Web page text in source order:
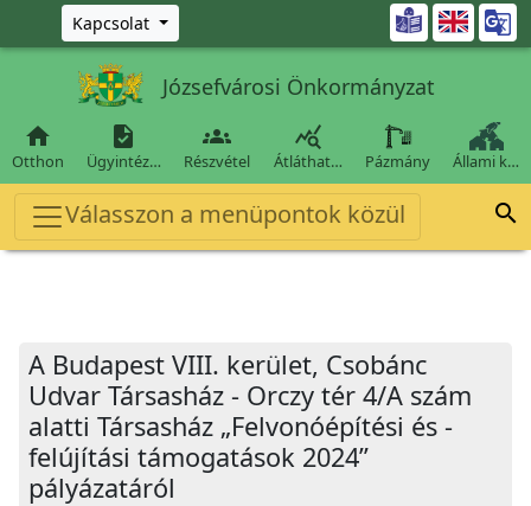
Ugrás a fő tartalomra
Kapcsolat 
Józsefvárosi Önkormányzat

Otthon

Ügyintéz…

Részvétel

Átláthat… Pázmány Állami k…
Válasszon a menüpontok közül 
A Budapest VIII. kerület, Csobánc
Udvar Társasház - Orczy tér 4/A szám
alatti Társasház „Felvonóépítési és -
felújítási támogatások 2024”
pályázatáról